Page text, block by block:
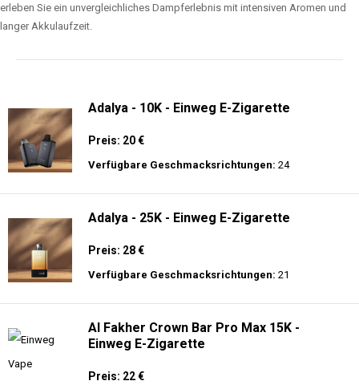
erleben Sie ein unvergleichliches Dampferlebnis mit intensiven Aromen und
langer Akkulaufzeit.
Adalya - 10K - Einweg E-Zigarette
Preis: 20 €
Verfügbare Geschmacksrichtungen: 24
Adalya - 25K - Einweg E-Zigarette
Preis: 28 €
Verfügbare Geschmacksrichtungen: 21
Al Fakher Crown Bar Pro Max 15K -
Einweg E-Zigarette
Preis: 22 €